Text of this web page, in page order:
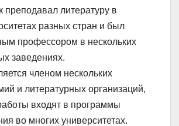
преподавал литературу в
разных стран и был
профессором в нескольких
заведениях.
членом нескольких
и литературных организаций,
входят в программы
во многих университетах.